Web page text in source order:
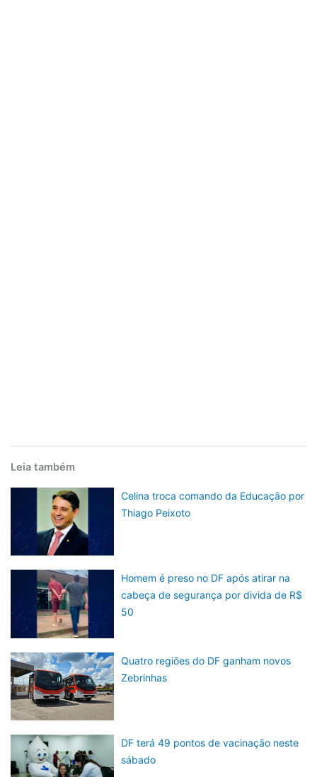
Leia também
Celina troca comando da Educação por
Thiago Peixoto
Homem é preso no DF após atirar na
cabeça de segurança por divida de R$
50
Quatro regiões do DF ganham novos
Zebrinhas
DF terá 49 pontos de vacinação neste
sábado